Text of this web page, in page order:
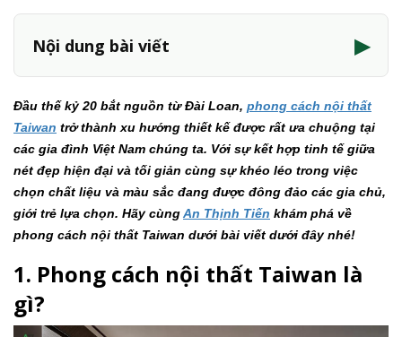
Nội dung bài viết ▶
Đầu thế kỷ 20 bắt nguồn từ Đài Loan, phong cách nội thất
Taiwan trở thành xu hướng thiết kế được rất ưa chuộng tại
các gia đình Việt Nam chúng ta. Với sự kết hợp tinh tế giữa
nét đẹp hiện đại và tối giản cùng sự khéo léo trong việc
chọn chất liệu và màu sắc đang được đông đảo các gia chủ,
giới trẻ lựa chọn. Hãy cùngAn Thịnh Tiến khám phá về
phong cách nội thất Taiwan dưới bài viết dưới đây nhé!
1. Phong cách nội thất Taiwan là
gì?